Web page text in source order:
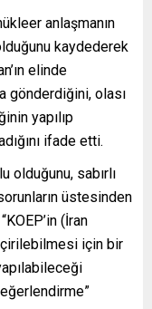
anlaşmanın
kaydederek
elinde
gönderdiğini, olası
yapılıp
ifade etti.
sabırlı
üstesinden
(İran
için bir